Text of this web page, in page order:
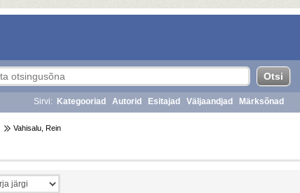
Sirvi: Kategooriad Autorid Esitajad Väljaandjad Märksõnad
Vahisalu, Rein